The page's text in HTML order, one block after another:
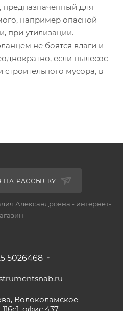
для
например опасной
при утилизации.
не боятся влаги и
если пылесос
строительного мусора, в
НА РАССЫЛКУ
Александровна - интернет-
5026468
Волоколамское